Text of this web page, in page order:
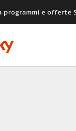
programmi e offerte